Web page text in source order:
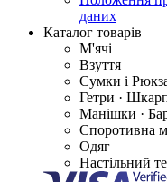
даних
Каталог товарів
М'ячі
Взуття
Сумки і
Гетри ·
Манішки ·
Споротивна
Одяг
Настільний